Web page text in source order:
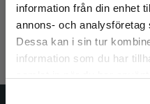
information från din enhet
annons- och
Dessa kan i sin tur
information som du har
Det verkar som att du
studentlitteratur.se via
Vi erbjuder inte
665 krinkl.
Exkl. moms: